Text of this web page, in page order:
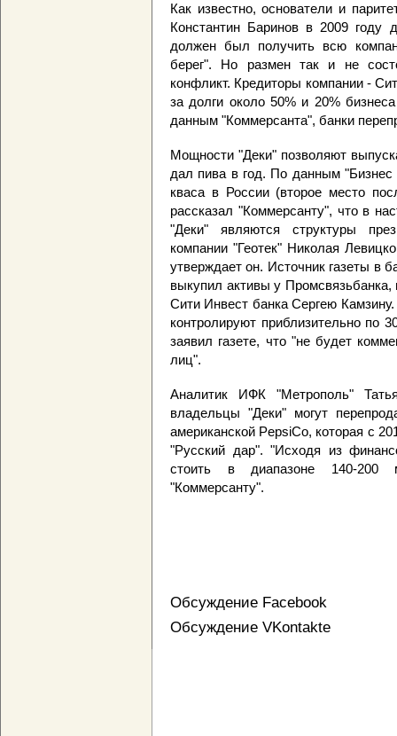
Как известно, основатели и
Константин Баринов в 2009 году
должен был получить всю
берег". Но размен так и не
конфликт. Кредиторы компании -
за долги около 50% и 20%
данным "Коммерсанта", банки
Мощности "Деки" позволяют
дал пива в год. По данным "Бизнес
кваса в России (второе место
рассказал "Коммерсанту", что в
"Деки" являются структуры
компании "Геотек" Николая
утверждает он. Источник газеты в
выкупил активы у
Сити Инвест банка Сергею
контролируют приблизительно по
заявил газете, что "не будет
лиц".
Аналитик ИФК "Метрополь"
владельцы "Деки" могут
американской PepsiCo, которая с
"Русский дар". "Исходя из
стоить в диапазоне 140-200
"Коммерсанту".
Обсуждение Facebook
Обсуждение VKontakte